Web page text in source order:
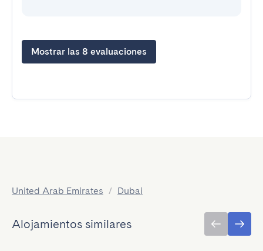
Mostrar las 8 evaluaciones
United Arab Emirates / Dubai
Alojamientos similares